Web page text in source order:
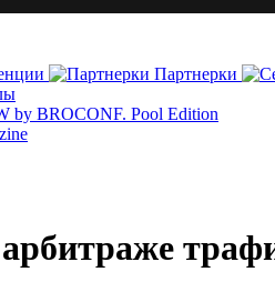
Партнерки